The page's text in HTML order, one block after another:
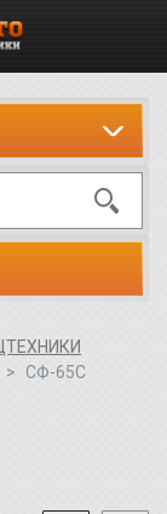
СФ-65С